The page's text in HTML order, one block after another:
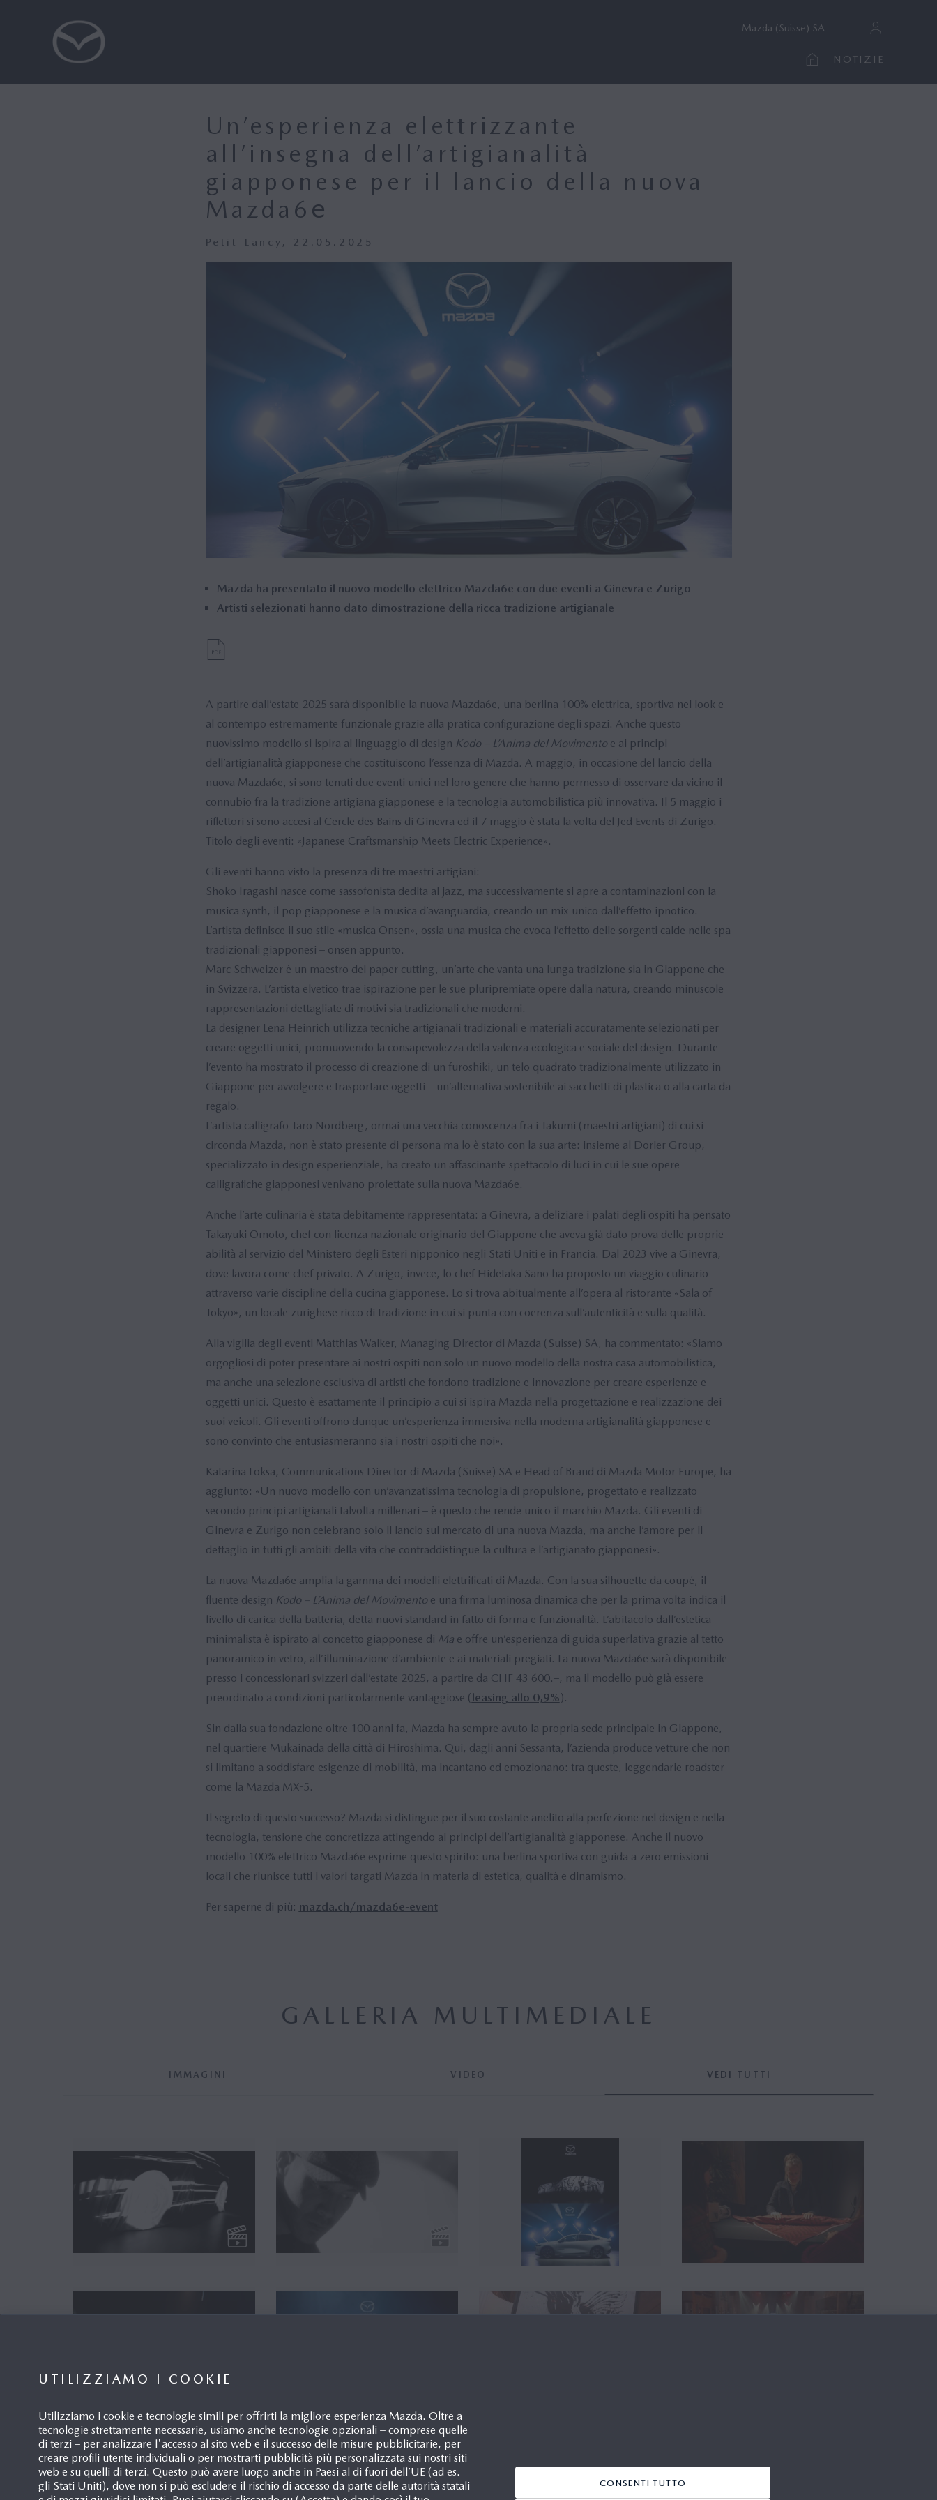
Mazda (Suisse) SA
NOTIZIE
Un’esperienza elettrizzante
all’insegna dell’artigianalità
giapponese per il lancio della nuova
Mazda6𝖾
Petit-Lancy, 22.05.2025
Mazda ha presentato il nuovo modello elettrico Mazda6e con due eventi a Ginevra e Zurigo
Artisti selezionati hanno dato dimostrazione della ricca tradizione artigianale
A partire dall’estate 2025 sarà disponibile la nuova Mazda6e, una berlina 100% elettrica, sportiva nel look e
al contempo estremamente funzionale grazie alla pratica configurazione degli spazi. Anche questo
nuovissimo modello si ispira al linguaggio di design Kodo – L’Anima del Movimentoe ai principi
dell’artigianalità giapponese che costituiscono l’essenza di Mazda. A maggio, in occasione del lancio della
nuova Mazda6e, si sono tenuti due eventi unici nel loro genere che hanno permesso di osservare da vicino il
connubio fra la tradizione artigiana giapponese e la tecnologia automobilistica più innovativa. Il 5 maggio i
riflettori si sono accesi al Cercle des Bains di Ginevra ed il 7 maggio è stata la volta del Jed Events di Zurigo.
Titolo degli eventi: «Japanese Craftsmanship Meets Electric Experience».
Gli eventi hanno visto la presenza di tre maestri artigiani:
Shoko Iragashi nasce come sassofonista dedita al jazz, ma successivamente si apre a contaminazioni con la
musica synth, il pop giapponese e la musica d’avanguardia, creando un mix unico dall’effetto ipnotico.
L’artista definisce il suo stile «musica Onsen», ossia una musica che evoca l’effetto delle sorgenti calde nelle spa
tradizionali giapponesi – onsen appunto.
Marc Schweizer è un maestro del paper cutting, un’arte che vanta una lunga tradizione sia in Giappone che
in Svizzera. L’artista elvetico trae ispirazione per le sue pluripremiate opere dalla natura, creando minuscole
rappresentazioni dettagliate di motivi sia tradizionali che moderni.
La designer Lena Heinrich utilizza tecniche artigianali tradizionali e materiali accuratamente selezionati per
creare oggetti unici, promuovendo la consapevolezza della valenza ecologica e sociale del design. Durante
l’evento ha mostrato il processo di creazione di un furoshiki, un telo quadrato tradizionalmente utilizzato in
Giappone per avvolgere e trasportare oggetti – un’alternativa sostenibile ai sacchetti di plastica o alla carta da
regalo.
L’artista calligrafo Taro Nordberg, ormai una vecchia conoscenza fra i Takumi (maestri artigiani) di cui si
circonda Mazda, non è stato presente di persona ma lo è stato con la sua arte: insieme al Dorier Group,
specializzato in design esperienziale, ha creato un affascinante spettacolo di luci in cui le sue opere
calligrafiche giapponesi venivano proiettate sulla nuova Mazda6e.
Anche l’arte culinaria è stata debitamente rappresentata: a Ginevra, a deliziare i palati degli ospiti ha pensato
Takayuki Omoto, chef con licenza nazionale originario del Giappone che aveva già dato prova delle proprie
abilità al servizio del Ministero degli Esteri nipponico negli Stati Uniti e in Francia. Dal 2023 vive a Ginevra,
dove lavora come chef privato. A Zurigo, invece, lo chef Hidetaka Sano ha proposto un viaggio culinario
attraverso varie discipline della cucina giapponese. Lo si trova abitualmente all’opera al ristorante «Sala of
Tokyo», un locale zurighese ricco di tradizione in cui si punta con coerenza sull’autenticità e sulla qualità.
Alla vigilia degli eventi Matthias Walker, Managing Director di Mazda (Suisse) SA, ha commentato: «Siamo
orgogliosi di poter presentare ai nostri ospiti non solo un nuovo modello della nostra casa automobilistica,
ma anche una selezione esclusiva di artisti che fondono tradizione e innovazione per creare esperienze e
oggetti unici. Questo è esattamente il principio a cui si ispira Mazda nella progettazione e realizzazione dei
suoi veicoli. Gli eventi offrono dunque un’esperienza immersiva nella moderna artigianalità giapponese e
sono convinto che entusiasmeranno sia i nostri ospiti che noi».
Katarina Loksa, Communications Director di Mazda (Suisse) SA e Head of Brand di Mazda Motor Europe, ha
aggiunto: «Un nuovo modello con un’avanzatissima tecnologia di propulsione, progettato e realizzato
secondo principi artigianali talvolta millenari – è questo che rende unico il marchio Mazda. Gli eventi di
Ginevra e Zurigo non celebrano solo il lancio sul mercato di una nuova Mazda, ma anche l’amore per il
dettaglio in tutti gli ambiti della vita che contraddistingue la cultura e l’artigianato giapponesi».
La nuova Mazda6e amplia la gamma dei modelli elettrificati di Mazda. Con la sua silhouette da coupé, il
fluente design Kodo – L’Anima del Movimentoe una firma luminosa dinamica che per la prima volta indica il
livello di carica della batteria, detta nuovi standard in fatto di forma e funzionalità. L’abitacolo dall’estetica
minimalista è ispirato al concetto giapponese di Mae offre un’esperienza di guida superlativa grazie al tetto
panoramico in vetro, all’illuminazione d’ambiente e ai materiali pregiati. La nuova Mazda6e sarà disponibile
presso i concessionari svizzeri dall’estate 2025, a partire da CHF 43 600.–, ma il modello può già essere
preordinato a condizioni particolarmente vantaggiose (leasing allo 0,9%).
Sin dalla sua fondazione oltre 100 anni fa, Mazda ha sempre avuto la propria sede principale in Giappone,
nel quartiere Mukainada della città di Hiroshima. Qui, dagli anni Sessanta, l’azienda produce vetture che non
si limitano a soddisfare esigenze di mobilità, ma incantano ed emozionano: tra queste, leggendarie roadster
come la Mazda MX-5.
Il segreto di questo successo? Mazda si distingue per il suo costante anelito alla perfezione nel design e nella
tecnologia, tensione che concretizza attingendo ai principi dell’artigianalità giapponese. Anche il nuovo
modello 100% elettrico Mazda6e esprime questo spirito: una berlina sportiva con guida a zero emissioni
locali che riunisce tutti i valori targati Mazda in materia di estetica, qualità e dinamismo.
Per saperne di più: mazda.ch/mazda6e-event
GALLERIA MULTIMEDIALE
IMMAGINI VIDEO VEDI TUTTI
UTILIZZIAMO I COOKIE
Utilizziamo i cookie e tecnologie simili per offrirti la migliore esperienza Mazda. Oltre a
tecnologie strettamente necessarie, usiamo anche tecnologie opzionali – comprese quelle
di terzi – per analizzare l'accesso al sito web e il successo delle misure pubblicitarie, per
creare profili utente individuali o per mostrarti pubblicità più personalizzata sui nostri siti
web e su quelli di terzi. Questo può avere luogo anche in Paesi al di fuori dell’UE (ad es.
gli Stati Uniti), dove non si può escludere il rischio di accesso da parte delle autorità statali
CONSENTI TUTTO